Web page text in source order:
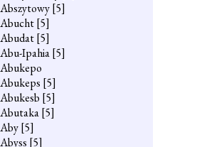
Abszytowy[5]
Abucht[5]
Abudat[5]
Abu-Ipahia[5]
Abukepo
Abukeps [5]
Abukesb [5]
Abutaka[5]
Aby[5]
Abyss [5]